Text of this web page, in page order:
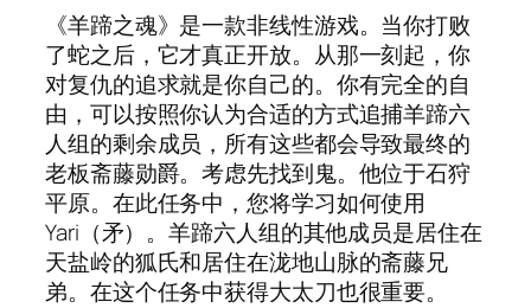
《羊蹄之魂》是一款非线性游戏。当你打败
了蛇之后，它才真正开放。从那一刻起，你
对复仇的追求就是你自己的。你有完全的自
由，可以按照你认为合适的方式追捕羊蹄六
人组的剩余成员，所有这些都会导致最终的
老板斋藤勋爵。考虑先找到鬼。他位于石狩
平原。在此任务中，您将学习如何使用
Yari（矛）。羊蹄六人组的其他成员是居住在
天盐岭的狐氏和居住在泷地山脉的斋藤兄
弟。在这个任务中获得大太刀也很重要。